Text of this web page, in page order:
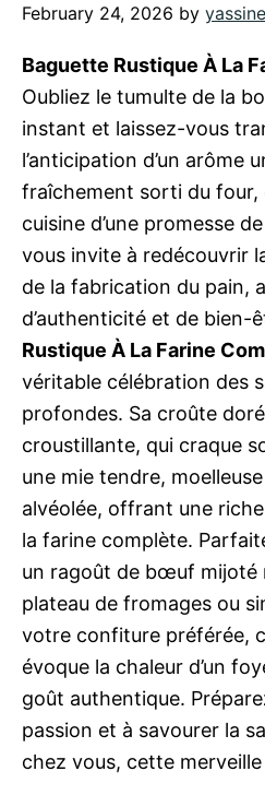
February 24, 2026 by yassine
Baguette Rustique À La
Oubliez le tumulte de la
instant et laissez-vous
l’anticipation d’un arôme
fraîchement sorti du four,
cuisine d’une promesse
vous invite à redécouvrir
de la fabrication du pain,
d’authenticité et de bien-
Rustique À La Farine
véritable célébration des
profondes. Sa croûte
croustillante, qui craque
une mie tendre,
alvéolée, offrant une
la farine complète.
un ragoût de bœuf mijoté
plateau de fromages ou
votre confiture préférée,
évoque la chaleur d’un
goût authentique.
passion et à savourer la
chez vous, cette